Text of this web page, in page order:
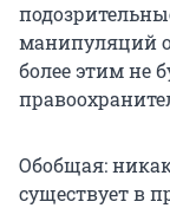
манипуляций
более этим не
Обобщая:
существует в